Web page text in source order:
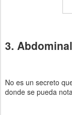
3.
No es un secreto
donde se pueda